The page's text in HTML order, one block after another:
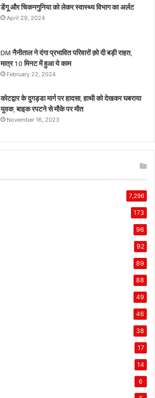
डेंगू और चिकनगुनिया को लेकर स्वास्थ्य विभाग का अर्लट
April 29, 2024
DM नैनीताल ने दंगा प्रभावित परिवारों क़ो दी बड़ी राहत,
मात्र 10 मिनट में हुआ ये काम
February 22, 2024
कोटद्वार के दुगड्डा मार्ग पर हादसा, हाथी को देखकर घबराया
युवक, बाइक रपटने से मौके पर मौत
November 16, 2023
7,296
173
96
92
89
88
49
46
38
17
14
6